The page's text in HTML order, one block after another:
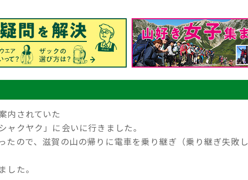
内されていた
ャクヤク」に会いに行きました。
たので、滋賀の山の帰りに電車を乗り継ぎ（乗り継ぎ失敗し
した。